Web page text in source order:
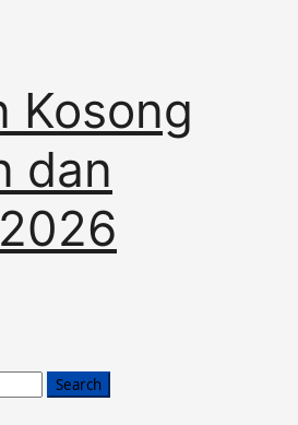
Kosong
dan